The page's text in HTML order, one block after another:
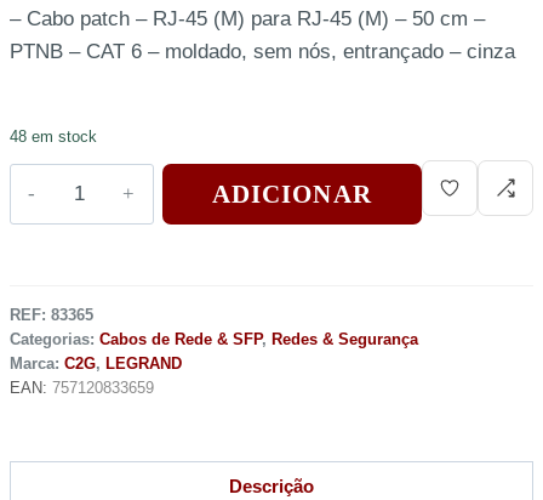
– Cabo patch – RJ-45 (M) para RJ-45 (M) – 50 cm –
PTNB – CAT 6 – moldado, sem nós, entrançado – cinza
48 em stock
ADICIONAR
REF: 83365
Categorias: Cabos de Rede & SFP, Redes & Segurança
Marca: C2G, LEGRAND
EAN: 757120833659
Descrição